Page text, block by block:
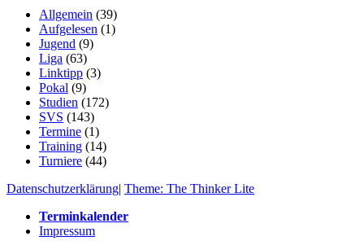
Allgemein (39)
Aufgelesen (1)
Jugend (9)
Liga (63)
Linktipp (3)
Pokal (9)
Studien (172)
SVS (143)
Termine (1)
Training (14)
Turniere (44)
Datenschutzerklärung| Theme: The Thinker Lite
Terminkalender
Impressum